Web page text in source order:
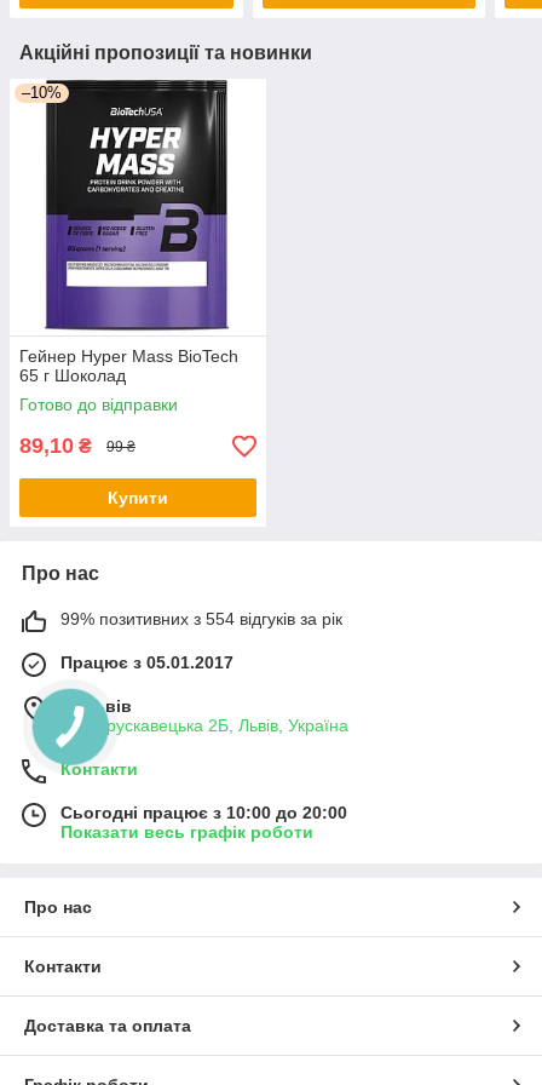
Акційні пропозиції та новинки
–10%
Гейнер Hyper Mass BioTech
65 г Шоколад
Готово до відправки
89,10 ₴ 99 ₴
Купити
Про нас
99% позитивних з 554 відгуків за рік
Працює з 05.01.2017
м. Львів
вул. Трускавецька 2Б, Львів, Україна
Контакти
Сьогодні працює з 10:00 до 20:00
Показати весь графік роботи
Про нас
Контакти
Доставка та оплата